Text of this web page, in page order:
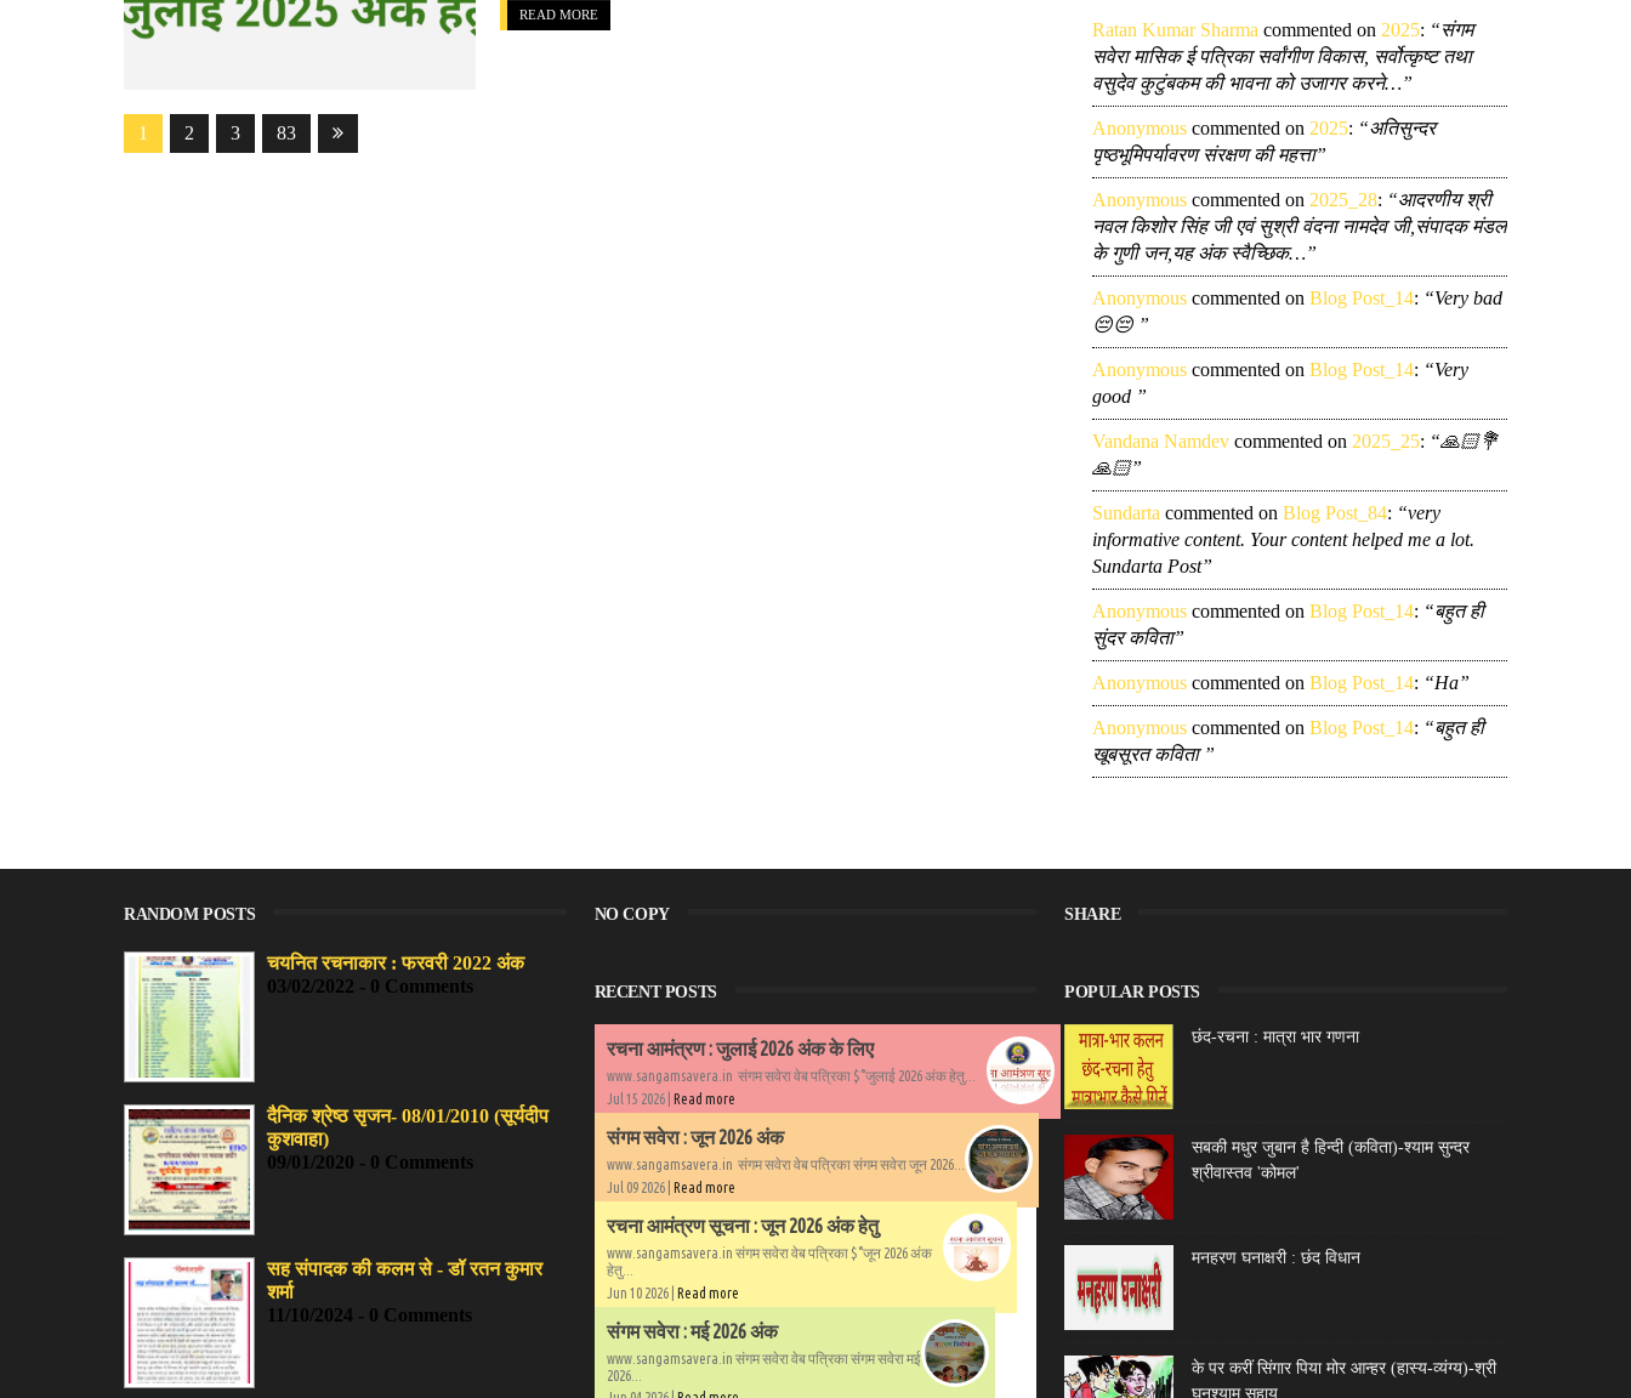
READ MORE
1 2 3 83
Ratan Kumar Sharma commented on 2025: “संगम
सवेरा मासिक ई पत्रिका सर्वांगीण विकास, सर्वोत्कृष्ट तथा
वसुदेव कुटुंबकम की भावना को उजागर करने…”
Anonymous commented on 2025: “अतिसुन्दर
पृष्ठभूमिपर्यावरण संरक्षण की महत्ता”
Anonymous commented on 2025_28: “आदरणीय श्री
नवल किशोर सिंह जी एवं सुश्री वंदना नामदेव जी,संपादक मंडल
के गुणी जन,यह अंक स्वैच्छिक…”
Anonymous commented on Blog Post_14: “Very bad
😔😔 ”
Anonymous commented on Blog Post_14: “Very
good ”
Vandana Namdev commented on 2025_25: “🙏🏻💐
🙏🏻”
Sundarta commented on Blog Post_84: “very
informative content. Your content helped me a lot.
Sundarta Post”
Anonymous commented on Blog Post_14: “बहुत ही
सुंदर कविता”
Anonymous commented on Blog Post_14: “Ha”
Anonymous commented on Blog Post_14: “बहुत ही
खूबसूरत कविता ”
RANDOM POSTS
चयनित रचनाकार : फरवरी 2022 अंक
03/02/2022 - 0 Comments
दैनिक श्रेष्ठ सृजन- 08/01/2010 (सूर्यदीप
कुशवाहा)
09/01/2020 - 0 Comments
सह संपादक की कलम से - डॉ रतन कुमार
शर्मा
11/10/2024 - 0 Comments
NO COPY
RECENT POSTS
रचना आमंत्रण : जुलाई 2026 अंक के लिए
www.sangamsavera.in संगम सवेरा वेब पत्रिका $°जुलाई 2026 अंक हेतु...
Jul 15 2026 | Read more
संगम सवेरा : जून 2026 अंक
www.sangamsavera.in संगम सवेरा वेब पत्रिका संगम सवेरा जून 2026...
Jul 09 2026 | Read more
रचना आमंत्रण सूचना : जून 2026 अंक हेतु
www.sangamsavera.in संगम सवेरा वेब पत्रिका $°जून 2026 अंक
हेतु...
Jun 10 2026 | Read more
संगम सवेरा : मई 2026 अंक
www.sangamsavera.in संगम सवेरा वेब पत्रिका संगम सवेरा मई
2026...
SHARE
POPULAR POSTS
छंद-रचना : मात्रा भार गणना
सबकी मधुर जुबान है हिन्दी (कविता)-श्याम सुन्दर
श्रीवास्तव 'कोमल'
मनहरण घनाक्षरी : छंद विधान
के पर करीं सिंगार पिया मोर आन्हर (हास्य-व्यंग्य)-श्री
घनश्याम सहाय